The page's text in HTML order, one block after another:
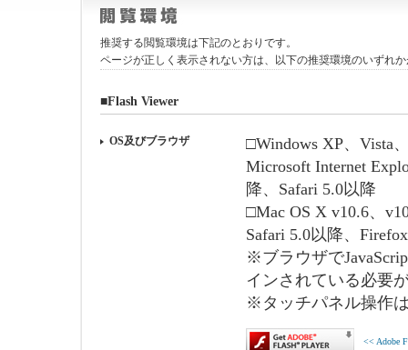
推奨する閲覧環境は下記のとおりです。
ページが正しく表示されない方は、以下の推奨環境のいずれ
■Flash Viewer
OS及びブラウザ
□Windows XP、Vista
Microsoft Internet
降、Safari 5.0以降
□Mac OS X v10.6、
Safari 5.0以降、
※ブラウザで
インされている必要
※タッチパネル操作
<< Adobe